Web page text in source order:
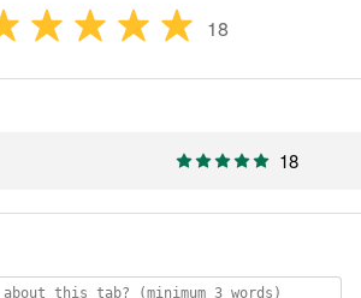
18
18